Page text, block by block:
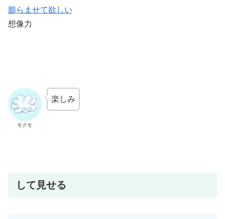
膨らませて欲しい
想像力
モクモ
楽しみ
して見せる